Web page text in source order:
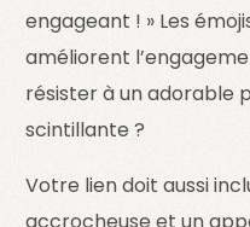
engageant ! » Les
améliorent
résister à un adorable
scintillante ?
Votre lien doit aussi